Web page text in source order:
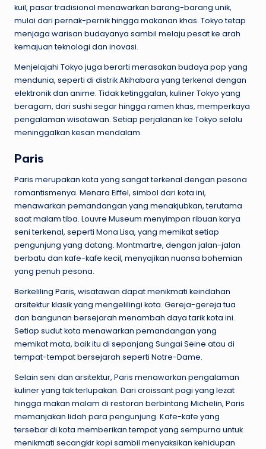
kuil, pasar tradisional menawarkan barang-barang unik,
mulai dari pernak-pernik hingga makanan khas. Tokyo tetap
menjaga warisan budayanya sambil melaju pesat ke arah
kemajuan teknologi dan inovasi.
Menjelajahi Tokyo juga berarti merasakan budaya pop yang
mendunia, seperti di distrik Akihabara yang terkenal dengan
elektronik dan anime. Tidak ketinggalan, kuliner Tokyo yang
beragam, dari sushi segar hingga ramen khas, memperkaya
pengalaman wisatawan. Setiap perjalanan ke Tokyo selalu
meninggalkan kesan mendalam.
Paris
Paris merupakan kota yang sangat terkenal dengan pesona
romantismenya. Menara Eiffel, simbol dari kota ini,
menawarkan pemandangan yang menakjubkan, terutama
saat malam tiba. Louvre Museum menyimpan ribuan karya
seni terkenal, seperti Mona Lisa, yang memikat setiap
pengunjung yang datang. Montmartre, dengan jalan-jalan
berbatu dan kafe-kafe kecil, menyajikan nuansa bohemian
yang penuh pesona.
Berkeliling Paris, wisatawan dapat menikmati keindahan
arsitektur klasik yang mengelilingi kota. Gereja-gereja tua
dan bangunan bersejarah menambah daya tarik kota ini.
Setiap sudut kota menawarkan pemandangan yang
memikat mata, baik itu di sepanjang Sungai Seine atau di
tempat-tempat bersejarah seperti Notre-Dame.
Selain seni dan arsitektur, Paris menawarkan pengalaman
kuliner yang tak terlupakan. Dari croissant pagi yang lezat
hingga makan malam di restoran berbintang Michelin, Paris
memanjakan lidah para pengunjung. Kafe-kafe yang
tersebar di kota memberikan tempat yang sempurna untuk
menikmati secangkir kopi sambil menyaksikan kehidupan